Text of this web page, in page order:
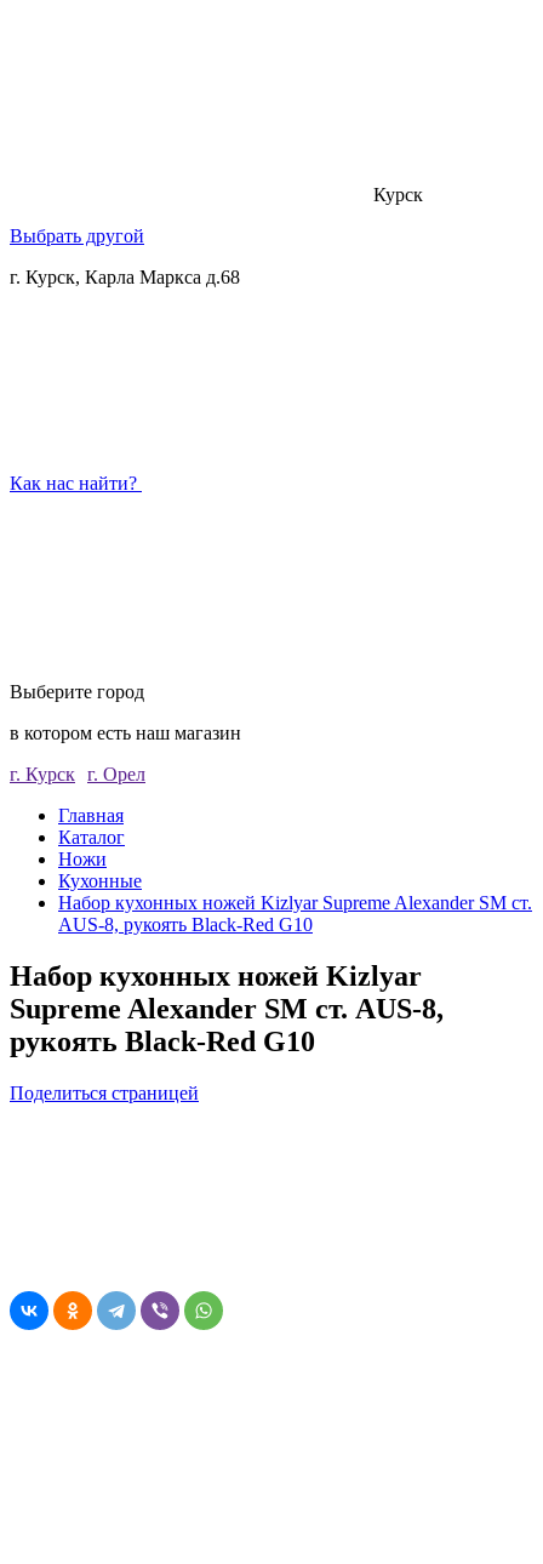
Курск
Выбрать другой
г. Курск, Карла Маркса д.68
Как нас найти?
Выберите город
в котором есть наш магазин
г. Курск г. Орел
Главная
Каталог
Ножи
Кухонные
Набор кухонных ножей Kizlyar Supreme Alexander SM ст.
AUS-8, рукоять Black-Red G10
Набор кухонных ножей Kizlyar
Supreme Alexander SM ст. AUS-8,
рукоять Black-Red G10
Поделиться страницей